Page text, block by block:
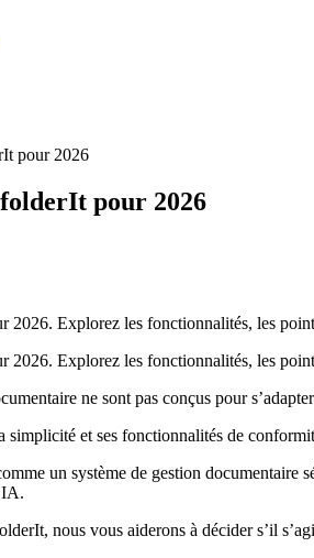
pour 2026
pour 2026
2026. Explorez les fonctionnalités, les
2026. Explorez les fonctionnalités, les
ne sont pas conçus pour
simplicité et ses fonctionnalités de
un système de gestion documentaire
nous vous aiderons à décider s’il